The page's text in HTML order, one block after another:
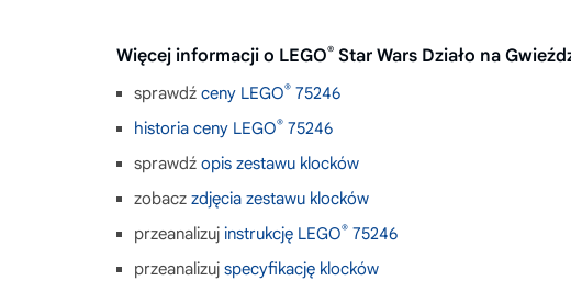
Więcej informacji o LEGO® Star Wars Działo na
sprawdź ceny LEGO® 75246
historia ceny LEGO® 75246
sprawdź opis zestawu klocków
zobacz zdjęcia zestawu klocków
przeanalizuj instrukcję LEGO® 75246
przeanalizuj specyfikację klocków